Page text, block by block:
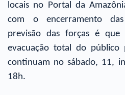
locais no Portal da
com o encerramento
previsão das forças é
evacuação total do público
continuam no sábado, 11,
18h.